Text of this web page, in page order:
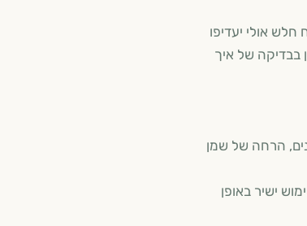
אולי יעדיפו
בבדיקה של איך
הרחה של שמן
ישיר באופן